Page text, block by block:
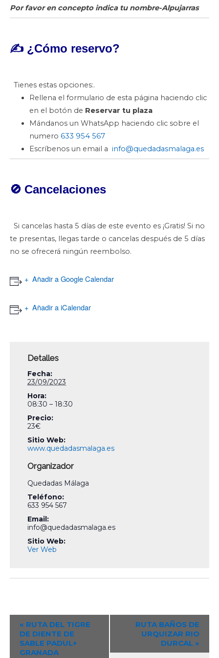
Por favor en concepto indica tu nombre-Alpujarras
✍️ ¿Cómo reservo?
Tienes estas opciones:.
Rellena el formulario de esta página haciendo clic
en el botón de Reservar tu plaza
Mándanos un WhatsApp haciendo clic sobre el
numero 633 954 567
Escríbenos un email a info@quedadasmalaga.es
🚫 Cancelaciones
Si cancelas hasta 5 días de este evento es ¡Gratis! Si no
te presentas, llegas tarde o cancelas después de 5 días
no se ofrecerá ningún reembolso.
Añadir a Google Calendar
Añadir a iCalendar
Detalles
Fecha:
23/09/2023
Hora:
08:30 – 18:30
Precio:
23€
Sitio Web:
www.quedadasmalaga.es
Organizador
Quedadas Málaga
Teléfono:
633 954 567
Email:
info@quedadasmalaga.es
Sitio Web:
Ver Web
Event
Navigation
« RUTA DEL TIGRE
DE DIENTE DE
SABLE PADUL+
GRANADA
RUTA BAÑOS DE
URQUIZAR RIO
DURCAL »